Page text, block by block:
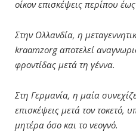
οίκον επισκέψεις περίπου
Στην Ολλανδία, η
kraamzorg αποτελεί
φροντίδας μετά τη γέννα.
Στη Γερμανία, η μαία
επισκέψεις μετά τον τοκετό,
μητέρα όσο και το νεογνό.